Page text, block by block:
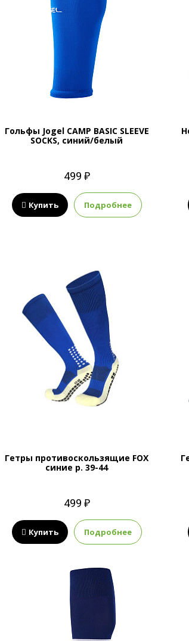
Гольфы Jogel CAMP BASIC SLEEVE
SOCKS, синий/белый
499 ₽
Купить Подробнее
Гетры противоскользящие FOX
синие р. 39-44
499 ₽
Купить Подробнее